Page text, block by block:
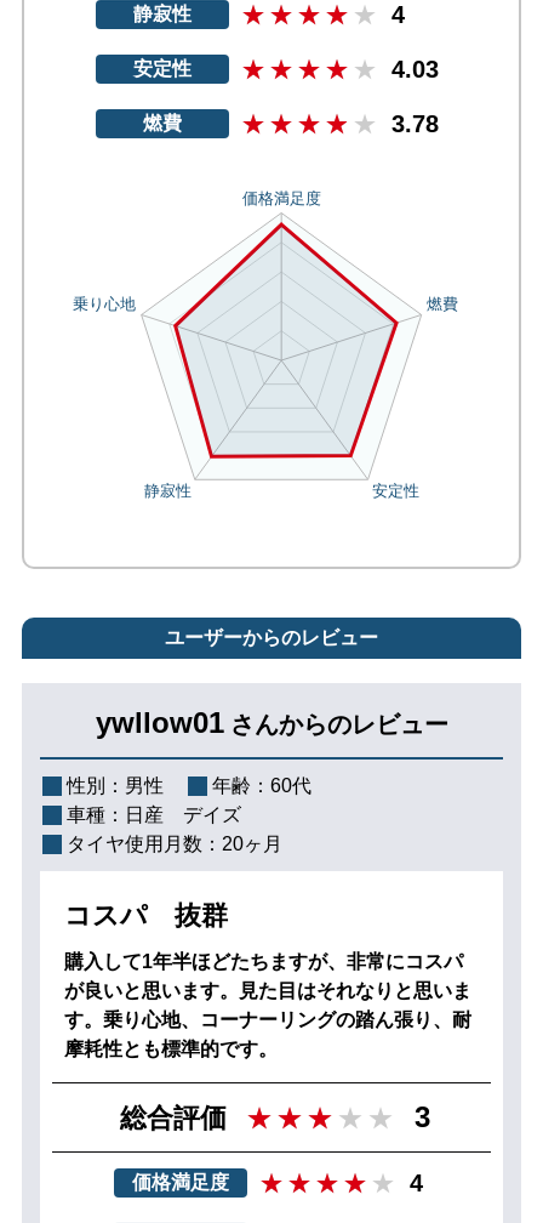
静寂性 4
安定性 4.03
燃費 3.78
ユーザーからのレビュー
ywllow01 さんからのレビュー
性別： 男性 年齢： 60代
車種： 日産 デイズ
タイヤ使用月数： 20ヶ月
コスパ 抜群
購入して1年半ほどたちますが、非常にコスパ
が良いと思います。見た目はそれなりと思いま
す。乗り心地、コーナーリングの踏ん張り、耐
摩耗性とも標準的です。
総合評価 3
価格満足度 4